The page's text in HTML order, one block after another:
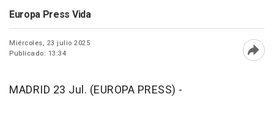
Europa Press Vida
Miércoles, 23 julio 2025
Publicado: 13:34
MADRID 23 Jul. (EUROPA PRESS) -